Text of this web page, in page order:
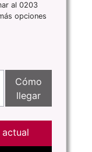
al 0203
opciones
Cómo
llegar